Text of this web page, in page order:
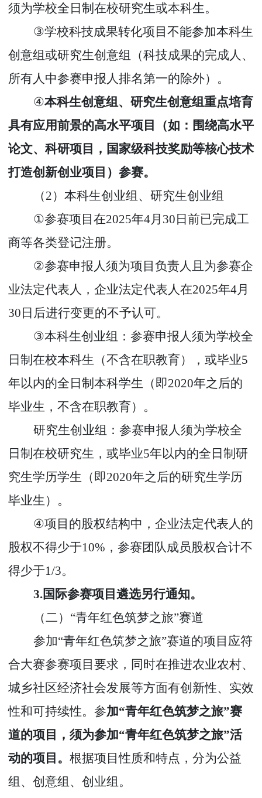
须为学校全日制在校研究生或本科生。
③学校科技成果转化项目不能参加本科生
创意组或研究生创意组（科技成果的完成人、
所有人中参赛申报人排名第一的除外）。
④本科生创意组、研究生创意组重点培育
具有应用前景的高水平项目（如：围绕高水平
论文、科研项目，国家级科技奖励等核心技术
打造创新创业项目）参赛。
（2）本科生创业组、研究生创业组
①参赛项目在2025年4月 30 日前已完成工
商等各类登记注册。
②参赛申报人须为项目负责人且为参赛企
业法定代表人，企业法定代表人在2025年4月
30 日后进行变更的不予认可。
③本科生创业组：参赛申报人须为学校全
日制在校本科生（不含在职教育），或毕业5
年以内的全日制本科学生（即2020年之后的
毕业生，不含在职教育）。
研究生创业组：参赛申报人须为学校全
日制在校研究生，或毕业5年以内的全日制研
究生学历学生（即2020年之后的研究生学历
毕业生）。
④项目的股权结构中，企业法定代表人的
股权不得少于10% ，参赛团队成员股权合计不
得少于1/3。
3.国际参赛项目遴选另行通知。
（二）“青年红色筑梦之旅”赛道
参加“青年红色筑梦之旅”赛道的项目应符
合大赛参赛项目要求，同时在推进农业农村、
城乡社区经济社会发展等方面有创新性、实效
性和可持续性。参加“青年红色筑梦之旅”赛
道的项目，须为参加“青年红色筑梦之旅”活
动的项目。 根据项目性质和特点，分为公益
组、创意组、创业组。